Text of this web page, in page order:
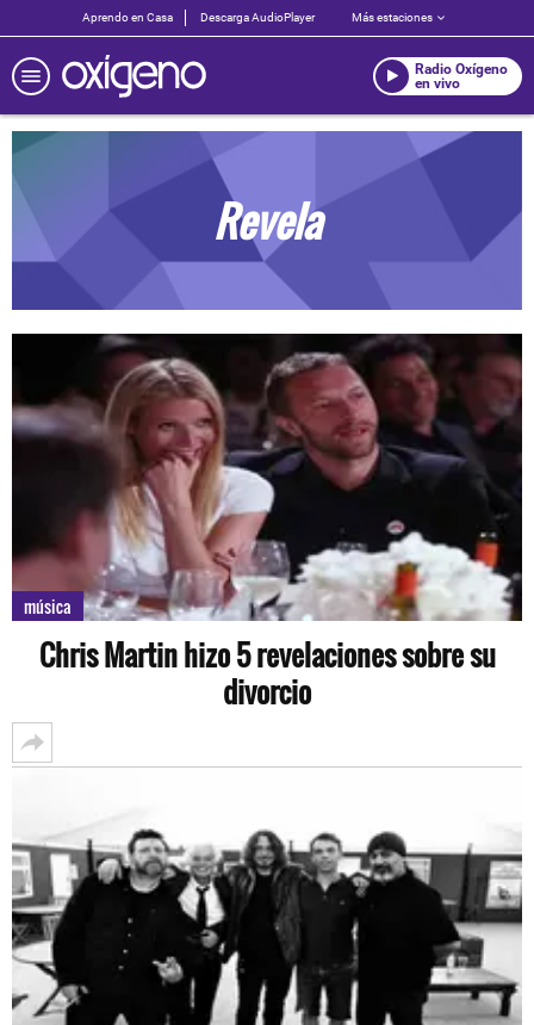
Aprendo en Casa Descarga AudioPlayer Más estaciones
Radio Oxígeno
en vivo
Revela
música
Chris Martin hizo 5 revelaciones sobre su
divorcio